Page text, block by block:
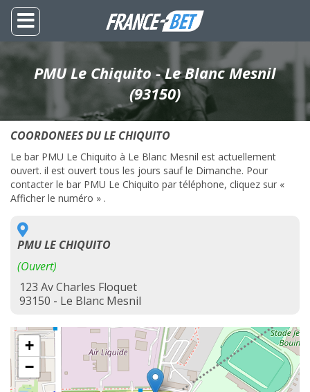
PMU Le Chiquito - Le Blanc Mesnil
(93150)
COORDONEES DU LE CHIQUITO
Le bar PMU Le Chiquito à Le Blanc Mesnil est actuellement
ouvert. il est ouvert tous les jours sauf le Dimanche. Pour
contacter le bar PMU Le Chiquito par téléphone, cliquez sur «
Afficher le numéro » .
PMU LE CHIQUITO
(Ouvert)
123 Av Charles Floquet
93150 - Le Blanc Mesnil
+
−